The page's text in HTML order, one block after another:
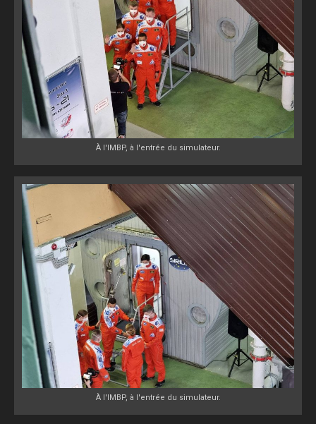
À l'IMBP, à l'entrée du simulateur.
À l'IMBP, à l'entrée du simulateur.